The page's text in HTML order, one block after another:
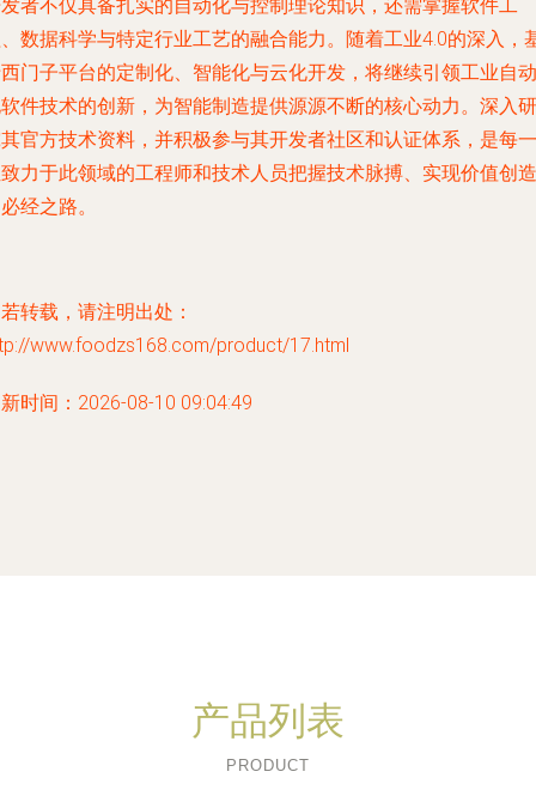
者不仅具备扎实的自动化与控制理论知识，还需掌握软件工
数据科学与特定行业工艺的融合能力。随着工业4.0的深入，
门子平台的定制化、智能化与云化开发，将继续引领工业自动
件技术的创新，为智能制造提供源源不断的核心动力。深入研
官方技术资料，并积极参与其开发者社区和认证体系，是每一
力于此领域的工程师和技术人员把握技术脉搏、实现价值创造
经之路。
转载，请注明出处：
www.foodzs168.com/product/17.html
时间：2026-08-10 09:04:49
产品列表
PRODUCT